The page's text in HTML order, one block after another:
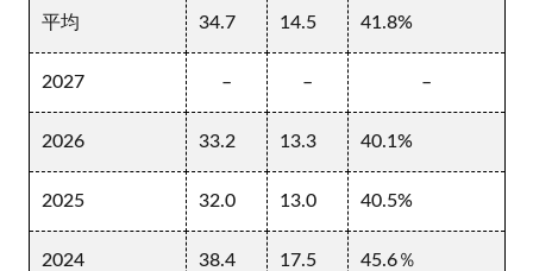
平均 34.7 14.5 41.8%
2027 – – –
2026 33.2 13.3 40.1%
2025 32.0 13.0 40.5%
2024 38.4 17.5 45.6％